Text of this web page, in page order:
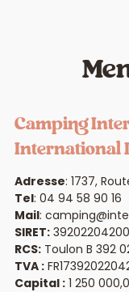
Camping
International
Adresse: 1737,
Tel: 04 94 58 90 16
Mail:
SIRET:
RCS: Toulon B 392
TVA :
Capital : 1 250